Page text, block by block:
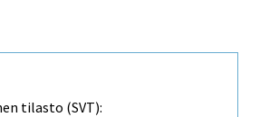
tilasto (SVT):